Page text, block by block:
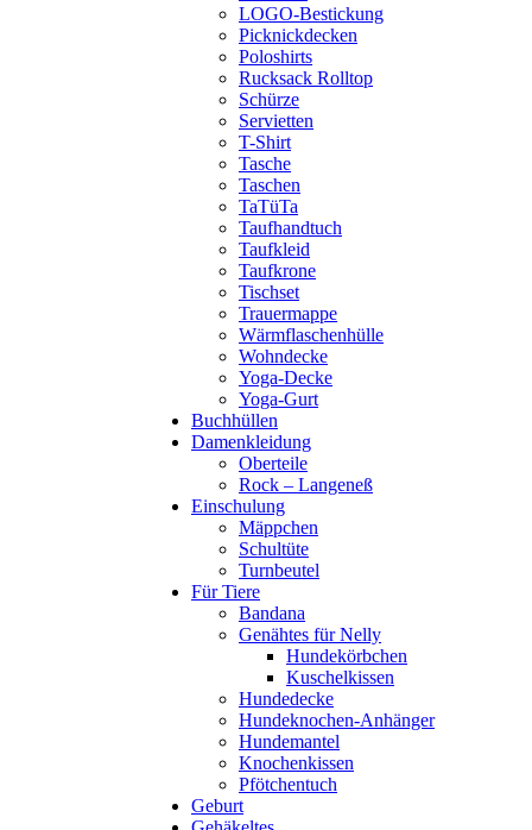
LOGO-Bestickung
Picknickdecken
Poloshirts
Rucksack Rolltop
Schürze
Servietten
T-Shirt
Tasche
Taschen
TaTüTa
Taufhandtuch
Taufkleid
Taufkrone
Tischset
Trauermappe
Wärmflaschenhülle
Wohndecke
Yoga-Decke
Yoga-Gurt
Buchhüllen
Damenkleidung
Oberteile
Rock – Langeneß
Einschulung
Mäppchen
Schultüte
Turnbeutel
Für Tiere
Bandana
Genähtes für Nelly
Hundekörbchen
Kuschelkissen
Hundedecke
Hundeknochen-Anhänger
Hundemantel
Knochenkissen
Pfötchentuch
Geburt